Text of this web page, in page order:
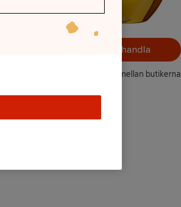
Välj butik och handla
Sortimentet kan variera mellan butikerna